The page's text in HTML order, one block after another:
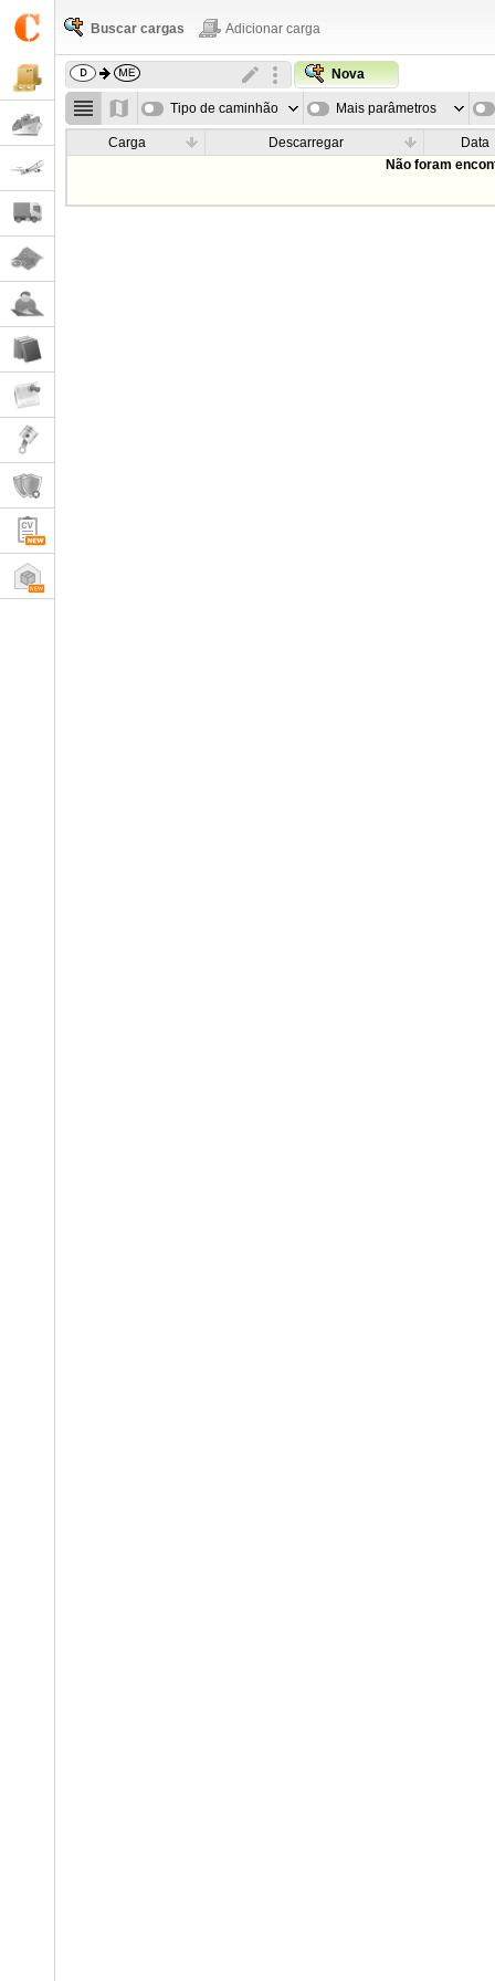
Buscar cargas Adicionar carga
Nova
Tipo de caminhão Mais parâmetros
Carga Descarregar
Data
Não foram